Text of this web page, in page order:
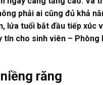
phải ai cũng đủ khả
lứa tuổi bắt đầu tiếp xúc
cho sinh viên – Phòng
răng